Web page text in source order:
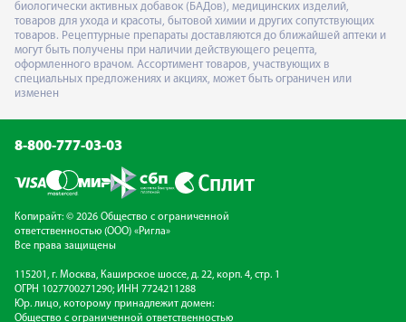
биологически активных добавок (БАДов), медицинских изделий,
товаров для ухода и красоты, бытовой химии и других сопутствующих
товаров. Рецептурные препараты доставляются до ближайшей аптеки и
могут быть получены при наличии действующего рецепта,
оформленного врачом. Ассортимент товаров, участвующих в
специальных предложениях и акциях, может быть ограничен или
изменен
8-800-777-03-03
Копирайт: © 2026 Общество с ограниченной
ответственностью (ООО) «Ригла»
Все права защищены
115201, г. Москва, Каширское шоссе, д. 22, корп. 4, стр. 1
ОГРН 1027700271290; ИНН 7724211288
Юр. лицо, которому принадлежит домен:
Общество с ограниченной ответственностью